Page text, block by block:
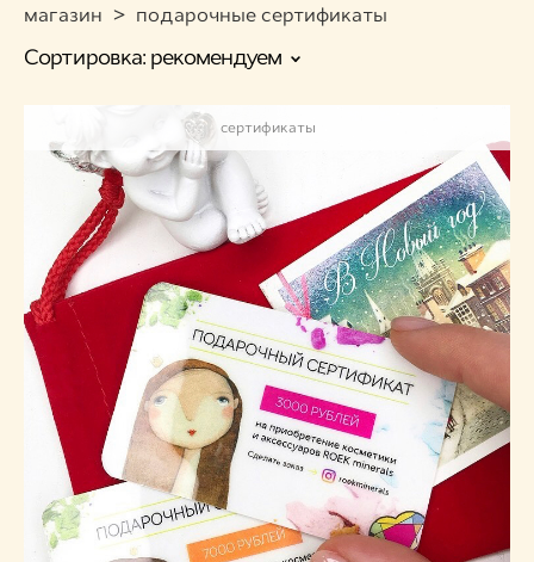
магазин > подарочные сертификаты
Сортировка: рекомендуем
сертификаты